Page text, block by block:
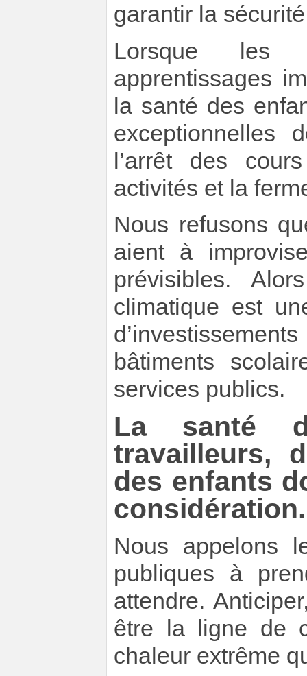
garantir la
Lorsque les
apprentissages
la santé des
exceptionnelles
l’arrêt des
activités et la
Nous refusons
aient à
prévisibles.
climatique est
bâtiments
services publics.
La santé
travailleurs,
des enfants
considération.
Nous appelons
publiques à
attendre.
être la ligne de
chaleur extrême